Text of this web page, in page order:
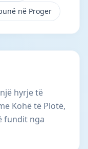
në Proger
hyrje të
Kohë të Plotë,
fundit nga